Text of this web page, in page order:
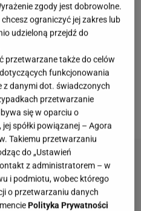
nasza propozycja to
oryginalny mebel, który
z salonie. A oprócz tego
jakość. Skórzane
więcej mebli ze
wyjątkowego
zgody jest dobrowolne.
ograniczyć jej zakres lub
udzieloną przejdź do
przetwarzane także do celów
funkcjonowania
z danymi dot. świadczonych
przetwarzanie
się w oparciu o
spółki powiązanej – Agora
Takiemu przetwarzaniu
do „Ustawień
z administratorem – w
i podmiotu, wobec którego
o przetwarzaniu danych
Polityka Prywatności